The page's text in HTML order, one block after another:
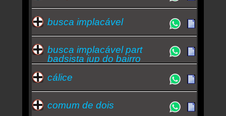
busca implacável
busca implacável part
badsista jup do bairro
cálice
comum de dois